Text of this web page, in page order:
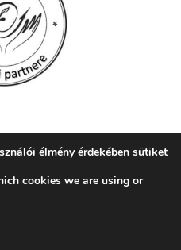
Pécs
élmény érdekében sütiket
cookies we are using or